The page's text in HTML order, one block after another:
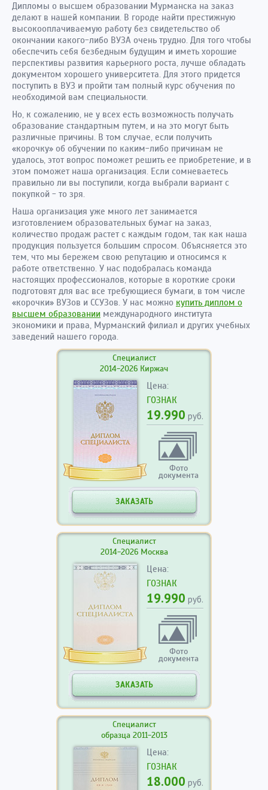
Дипломы о высшем образовании Мурманска на заказ
делают в нашей компании. В городе найти престижную
высокооплачиваемую работу без свидетельство об
окончании какого-либо ВУЗА очень трудно. Для того чтобы
обеспечить себя безбедным будущим и иметь хорошие
перспективы развития карьерного роста, лучше обладать
документом хорошего университета. Для этого придется
поступить в ВУЗ и пройти там полный курс обучения по
необходимой вам специальности.
Но, к сожалению, не у всех есть возможность получать
образование стандартным путем, и на это могут быть
различные причины. В том случае, если получить
«корочку» об обучении по каким-либо причинам не
удалось, этот вопрос поможет решить ее приобретение, и в
этом поможет наша организация. Если сомневаетесь
правильно ли вы поступили, когда выбрали вариант с
покупкой - то зря.
Наша организация уже много лет занимается
изготовлением образовательных бумаг на заказ,
количество продаж растет с каждым годом, так как наша
продукция пользуется большим спросом. Объясняется это
тем, что мы бережем свою репутацию и относимся к
работе ответственно. У нас подобралась команда
настоящих профессионалов, которые в короткие сроки
подготовят для вас все требующиеся бумаги, в том числе
«корочки» ВУЗов и ССУЗов. У нас можно купить диплом о
высшем образовании международного института
экономики и права, Мурманский филиал и других учебных
заведений нашего города.
Специалист
2014-2026 Киржач
Цена:
ГОЗНАК
19.990 руб.
Фото
документа
ЗАКАЗАТЬ
Специалист
2014-2026 Москва
Цена:
ГОЗНАК
19.990 руб.
Фото
документа
ЗАКАЗАТЬ
Специалист
образца 2011-2013
Цена:
ГОЗНАК
18.000 руб.